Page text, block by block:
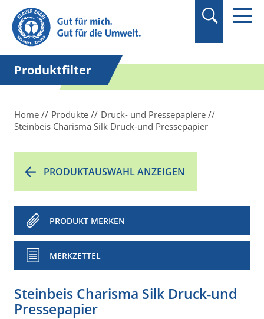
Suchbegriff in
Anführungszeichen
setzen.
Produktfilter
Home Produkte
Druck- und Pressepapiere
Steinbeis Charisma Silk Druck-und Pressepapier
PRODUKTAUSWAHL ANZEIGEN
PRODUKT MERKEN
MERKZETTEL
Steinbeis Charisma Silk Druck-und
Pressepapier